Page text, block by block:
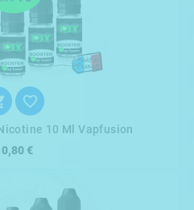

10 Ml Vapfusion
€